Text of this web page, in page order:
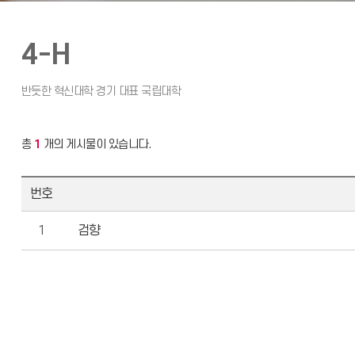
4-H
총 1 개의 게시물이 있습니다.
번호
1 검향